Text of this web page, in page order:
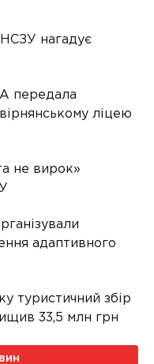
нагадує
передала
ліцею
не вирок»
адаптивного
туристичний збір
33,5 млн грн